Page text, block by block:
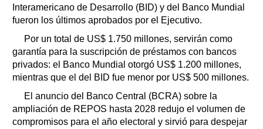
Interamericano de Desarrollo (BID) y del Banco Mundial
fueron los últimos aprobados por el Ejecutivo.
Por un total de US$ 1.750 millones, servirán como
garantía para la suscripción de préstamos con bancos
privados: el Banco Mundial otorgó US$ 1.200 millones,
mientras que el del BID fue menor por US$ 500 millones.
El anuncio del Banco Central (BCRA) sobre la
ampliación de REPOS hasta 2028 redujo el volumen de
compromisos para el año electoral y sirvió para despejar